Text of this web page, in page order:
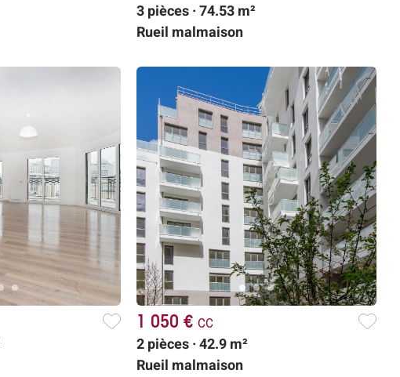
3 pièces · 74.53 m²
Rueil malmaison
1 050 € cc
2 pièces · 42.9 m²
Rueil malmaison